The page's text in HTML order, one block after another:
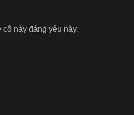
cô này đáng yêu này: